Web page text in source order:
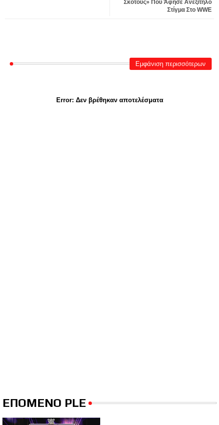
Σκότους» Που Άφησε Ανεξίτηλο
Στίγμα Στο WWE
Εμφάνιση περισσότερων
Error: Δεν βρέθηκαν αποτελέσματα
ΕΠΟΜΕΝΟ PLE